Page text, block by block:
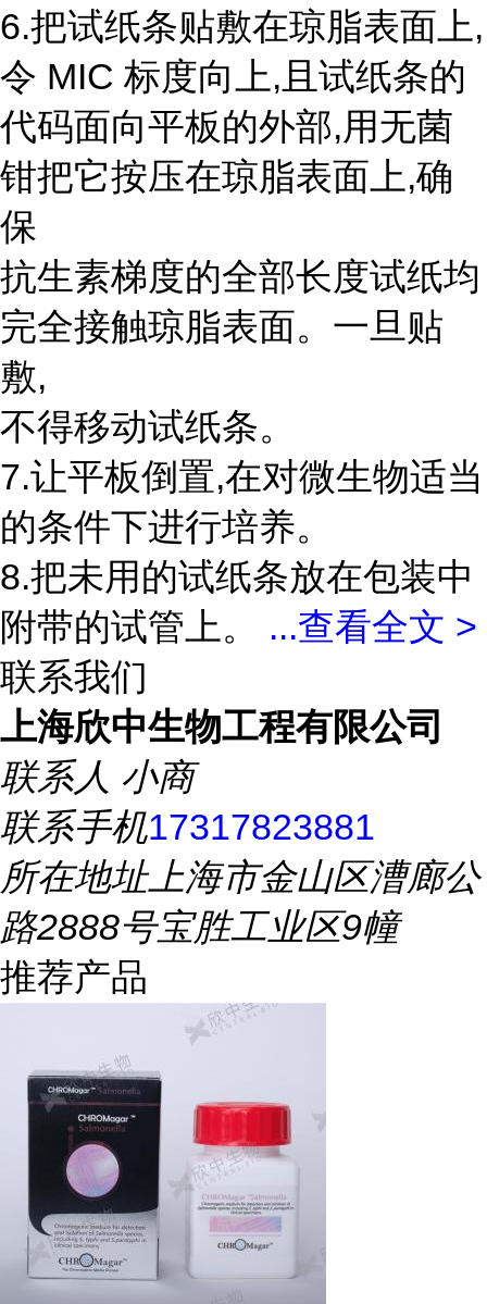
6.把试纸条贴敷在琼脂表面上,
令 MIC 标度向上,且试纸条的
代码面向平板的外部,用无菌
钳把它按压在琼脂表面上,确
保
抗生素梯度的全部长度试纸均
完全接触琼脂表面。一旦贴
敷,
不得移动试纸条。
7.让平板倒置,在对微生物适当
的条件下进行培养。
8.把未用的试纸条放在包装中
附带的试管上。 ...查看全文 >
联系我们
上海欣中生物工程有限公司
联系人 小商
联系手机17317823881
所在地址上海市金山区漕廊公
路2888号宝胜工业区9幢
推荐产品